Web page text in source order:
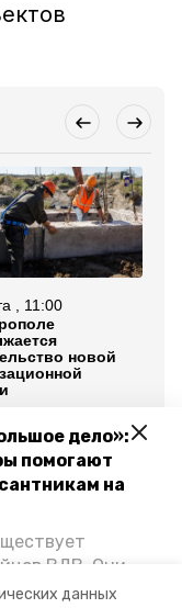
данных
дело»:
помогают
на
ВДВ. Они
для
, 11:00
новой